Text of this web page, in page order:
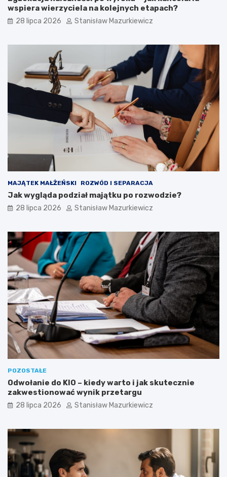
wspiera wierzyciela na kolejnych etapach?
28 lipca 2026 Stanisław Mazurkiewicz
MAJĄTEK MAŁŻEŃSKI ROZWÓD I SEPARACJA
Jak wygląda podział majątku po rozwodzie?
28 lipca 2026 Stanisław Mazurkiewicz
POZOSTAŁE
Odwołanie do KIO – kiedy warto i jak skutecznie
zakwestionować wynik przetargu
28 lipca 2026 Stanisław Mazurkiewicz